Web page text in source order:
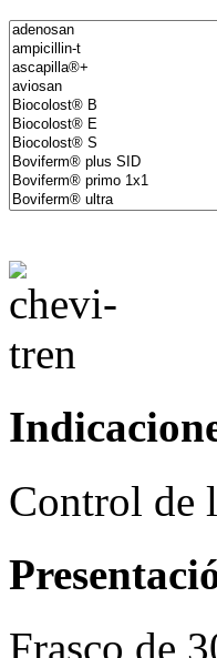
Control de
Frasco de